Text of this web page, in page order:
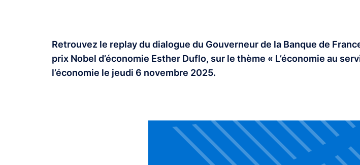
Retrouvez le replay du dialogue du Gouverneur de la Banque de
prix Nobel d’économie Esther Duflo, sur le thème « L’économie au
l’économie le jeudi 6 novembre 2025.